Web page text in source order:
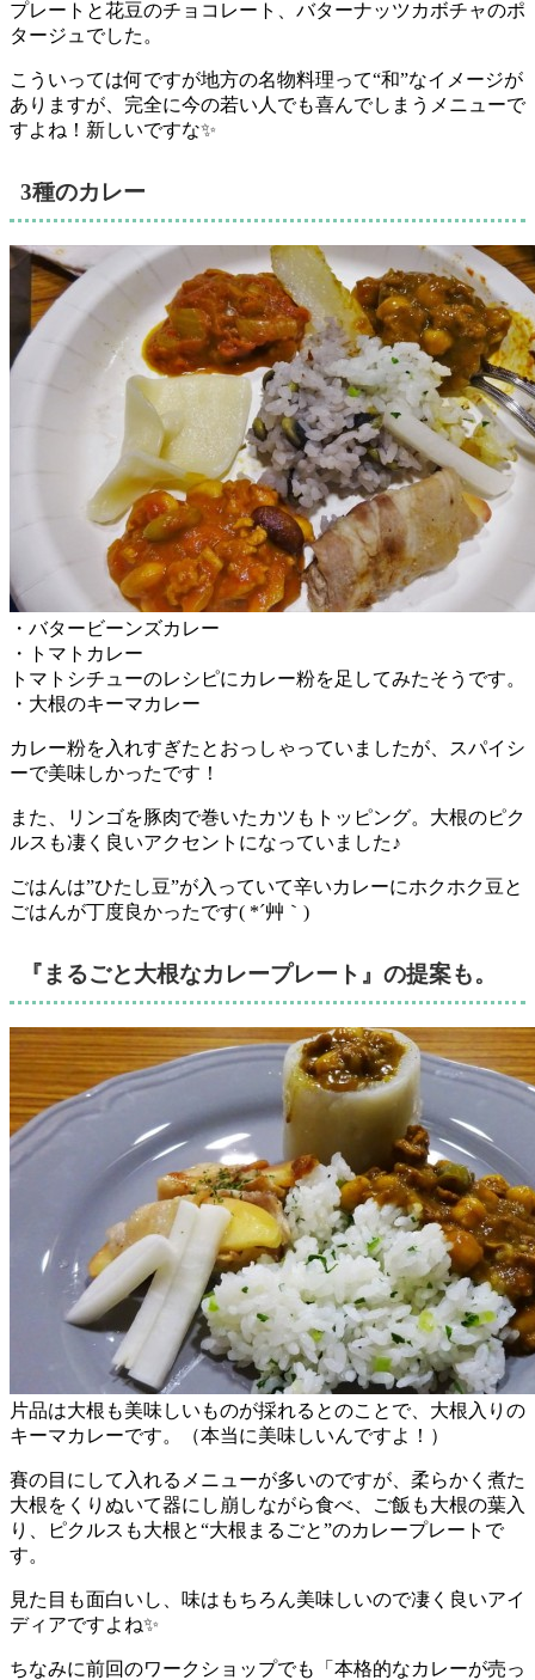
プレートと花豆のチョコレート、バターナッツカボチャのポ
タージュでした。
こういっては何ですが地方の名物料理って“和”なイメージが
ありますが、完全に今の若い人でも喜んでしまうメニューで
すよね！新しいですな✨
3種のカレー
・バタービーンズカレー
・トマトカレー
トマトシチューのレシピにカレー粉を足してみたそうです。
・大根のキーマカレー
カレー粉を入れすぎたとおっしゃっていましたが、スパイシ
ーで美味しかったです！
また、リンゴを豚肉で巻いたカツもトッピング。大根のピク
ルスも凄く良いアクセントになっていました♪
ごはんは”ひたし豆”が入っていて辛いカレーにホクホク豆と
ごはんが丁度良かったです( *´艸｀)
『まるごと大根なカレープレート』の提案も。
片品は大根も美味しいものが採れるとのことで、大根入りの
キーマカレーです。（本当に美味しいんですよ！）
賽の目にして入れるメニューが多いのですが、柔らかく煮た
大根をくりぬいて器にし崩しながら食べ、ご飯も大根の葉入
り、ピクルスも大根と“大根まるごと”のカレープレートで
す。
見た目も面白いし、味はもちろん美味しいので凄く良いアイ
ディアですよね✨
ちなみに前回のワークショップでも「本格的なカレーが売っ